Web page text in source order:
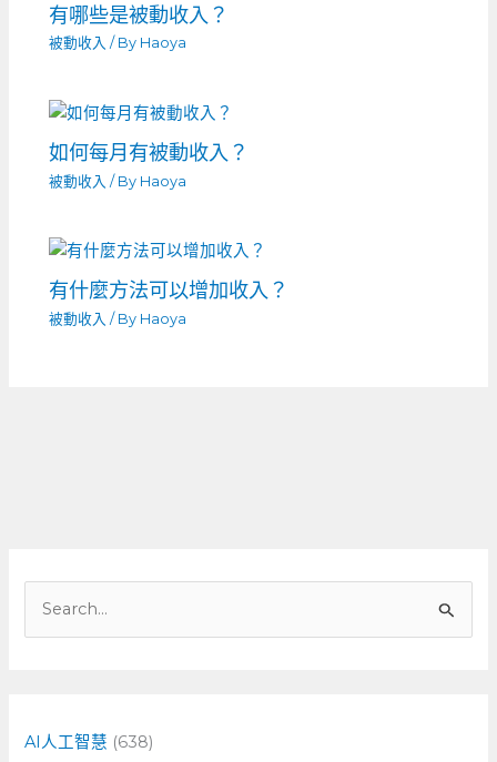
有哪些是被動收入？
被動收入 / By Haoya
如何每月有被動收入？
被動收入 / By Haoya
有什麼方法可以增加收入？
被動收入 / By Haoya
字
AI人工智慧 (638)